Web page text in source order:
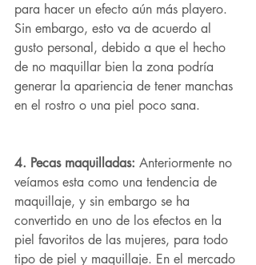
para hacer un efecto aún más playero.
Sin embargo, esto va de acuerdo al
gusto personal, debido a que el hecho
de no maquillar bien la zona podría
generar la apariencia de tener manchas
en el rostro o una piel poco sana.
4. Pecas maquilladas: Anteriormente no
veíamos esta como una tendencia de
maquillaje, y sin embargo se ha
convertido en uno de los efectos en la
piel favoritos de las mujeres, para todo
tipo de piel y maquillaje. En el mercado